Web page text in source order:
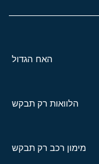
האח הגדול
הלוואות רק תבקש
מימון רכב רק תבקש